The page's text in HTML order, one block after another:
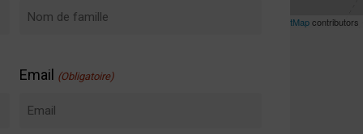
OpenStreetMapcontributors
de
Email (Obligatoire)